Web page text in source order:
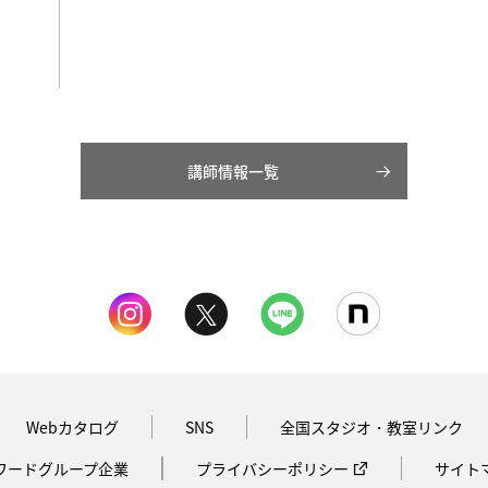
講師情報一覧
Webカタログ SNS
全国スタジオ・教室リンク
ードグループ企業
プライバシーポリシー サイト